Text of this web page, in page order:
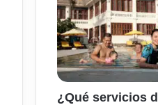
¿Qué servicios